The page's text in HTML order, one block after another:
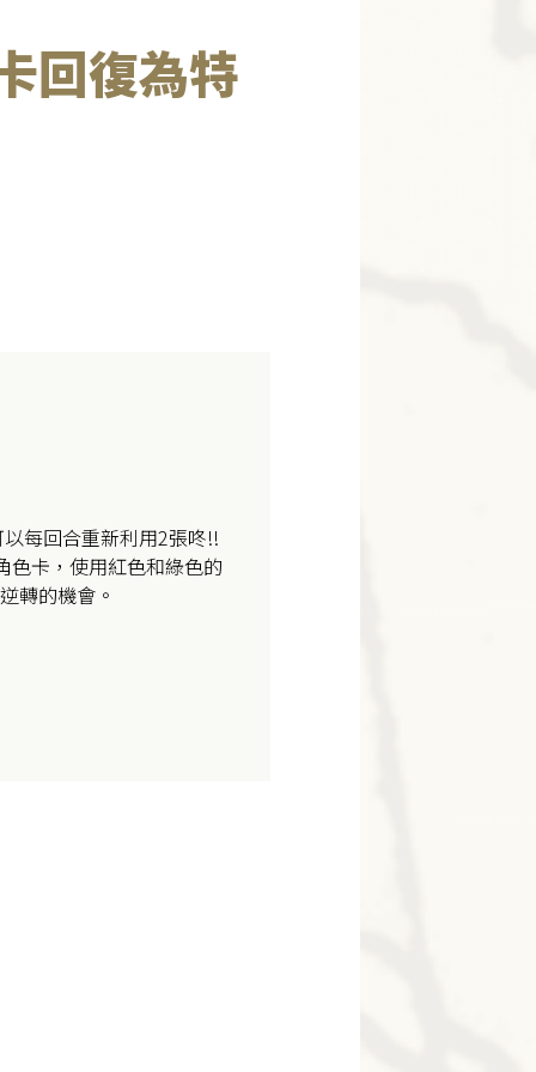
回復為特
每回合重新利用2張咚!!
色卡，使用紅色和綠色的
轉的機會。